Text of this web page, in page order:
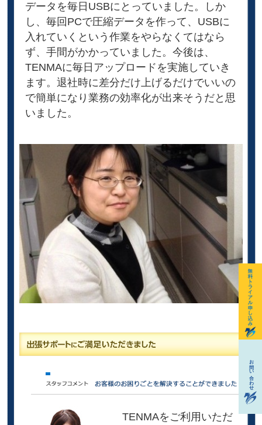
データを毎日USBにとっていました。しか
し、毎回PCで圧縮データを作って、USBに
入れていくという作業をやらなくてはなら
ず、手間がかかっていました。今後は、
TENMAに毎日アップロードを実施していき
ます。退社時に差分だけ上げるだけでいいの
で簡単になり業務の効率化が出来そうだと思
いました。
TENMAをご利用いただ